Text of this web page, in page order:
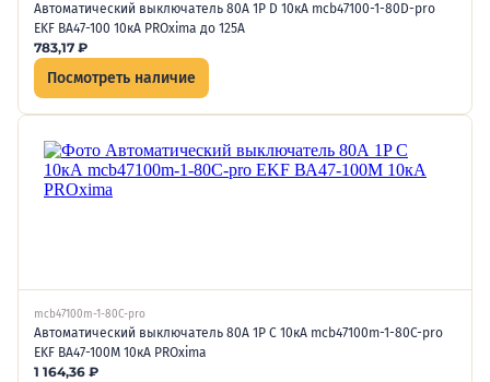
Автоматический выключатель 80А 1P D 10кА mcb47100-1-80D-pro
EKF ВА47-100 10кА PROxima до 125А
783,17 ₽
Посмотреть наличие
mcb47100m-1-80C-pro
Автоматический выключатель 80А 1P C 10кА mcb47100m-1-80C-pro
EKF ВА47-100М 10кА PROxima
1 164,36 ₽